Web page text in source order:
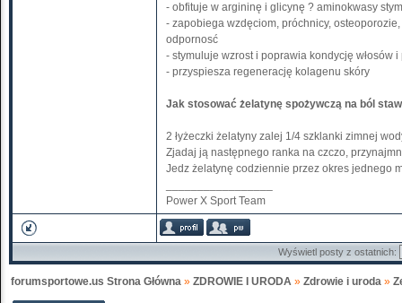
- obfituje w argininę i glicynę ? aminokwasy
- zapobiega wzdęciom, próchnicy,
odpornosć
- stymuluje wzrost i poprawia kondycję włosów i
- przyspiesza regenerację kolagenu skóry
Jak stosować żelatynę spożywczą na ból
2 łyżeczki żelatyny zalej 1/4 szklanki zimnej
Zjadaj ją następnego ranka na czczo,
Jedz żelatynę codziennie przez okres jednego
Power X Sport Team
Wyświetl posty z ostatnich:
forumsportowe.us Strona Główna » ZDROWIE I URODA » Zdrowie i uroda »